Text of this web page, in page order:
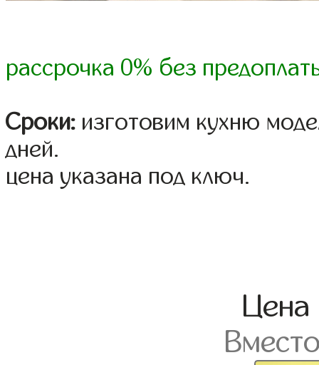
рассрочка 0% без
Сроки: изготовим кухню
дней.
цена указана под ключ.
Цена